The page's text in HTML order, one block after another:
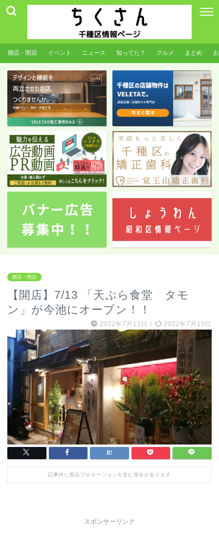
開店・閉店 イベント ニュース 知ってた？ グルメ まとめ
開店・閉店
【開店】7/13 「天ぷら食堂 タモ
ン」が今池にオープン！！
2022年7月13日 / 2022年7月19日
記事内に商品プロモーションを含む場合があります
スポンサーリンク